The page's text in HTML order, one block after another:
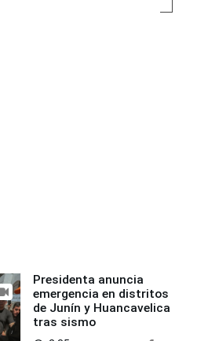
Presidenta anuncia
emergencia en distritos
de Junín y Huancavelica
tras sismo